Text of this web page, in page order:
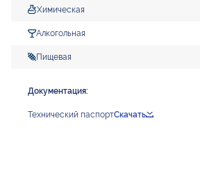
Химическая
Алкогольная
Пищевая
Документация:
Технический паспортСкачать